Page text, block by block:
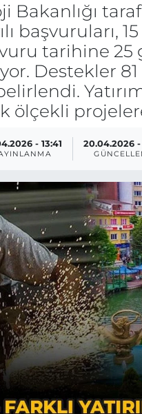
Bakanlığı
başvuruları,
tarihine 25
Destekler
ölçekli
- 13:41 20.04.2026 -